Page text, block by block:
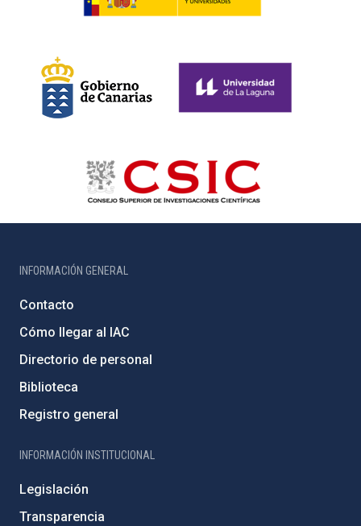
INFORMACIÓN GENERAL
Contacto
Cómo llegar al IAC
Directorio de personal
Biblioteca
Registro general
INFORMACIÓN INSTITUCIONAL
Legislación
Transparencia